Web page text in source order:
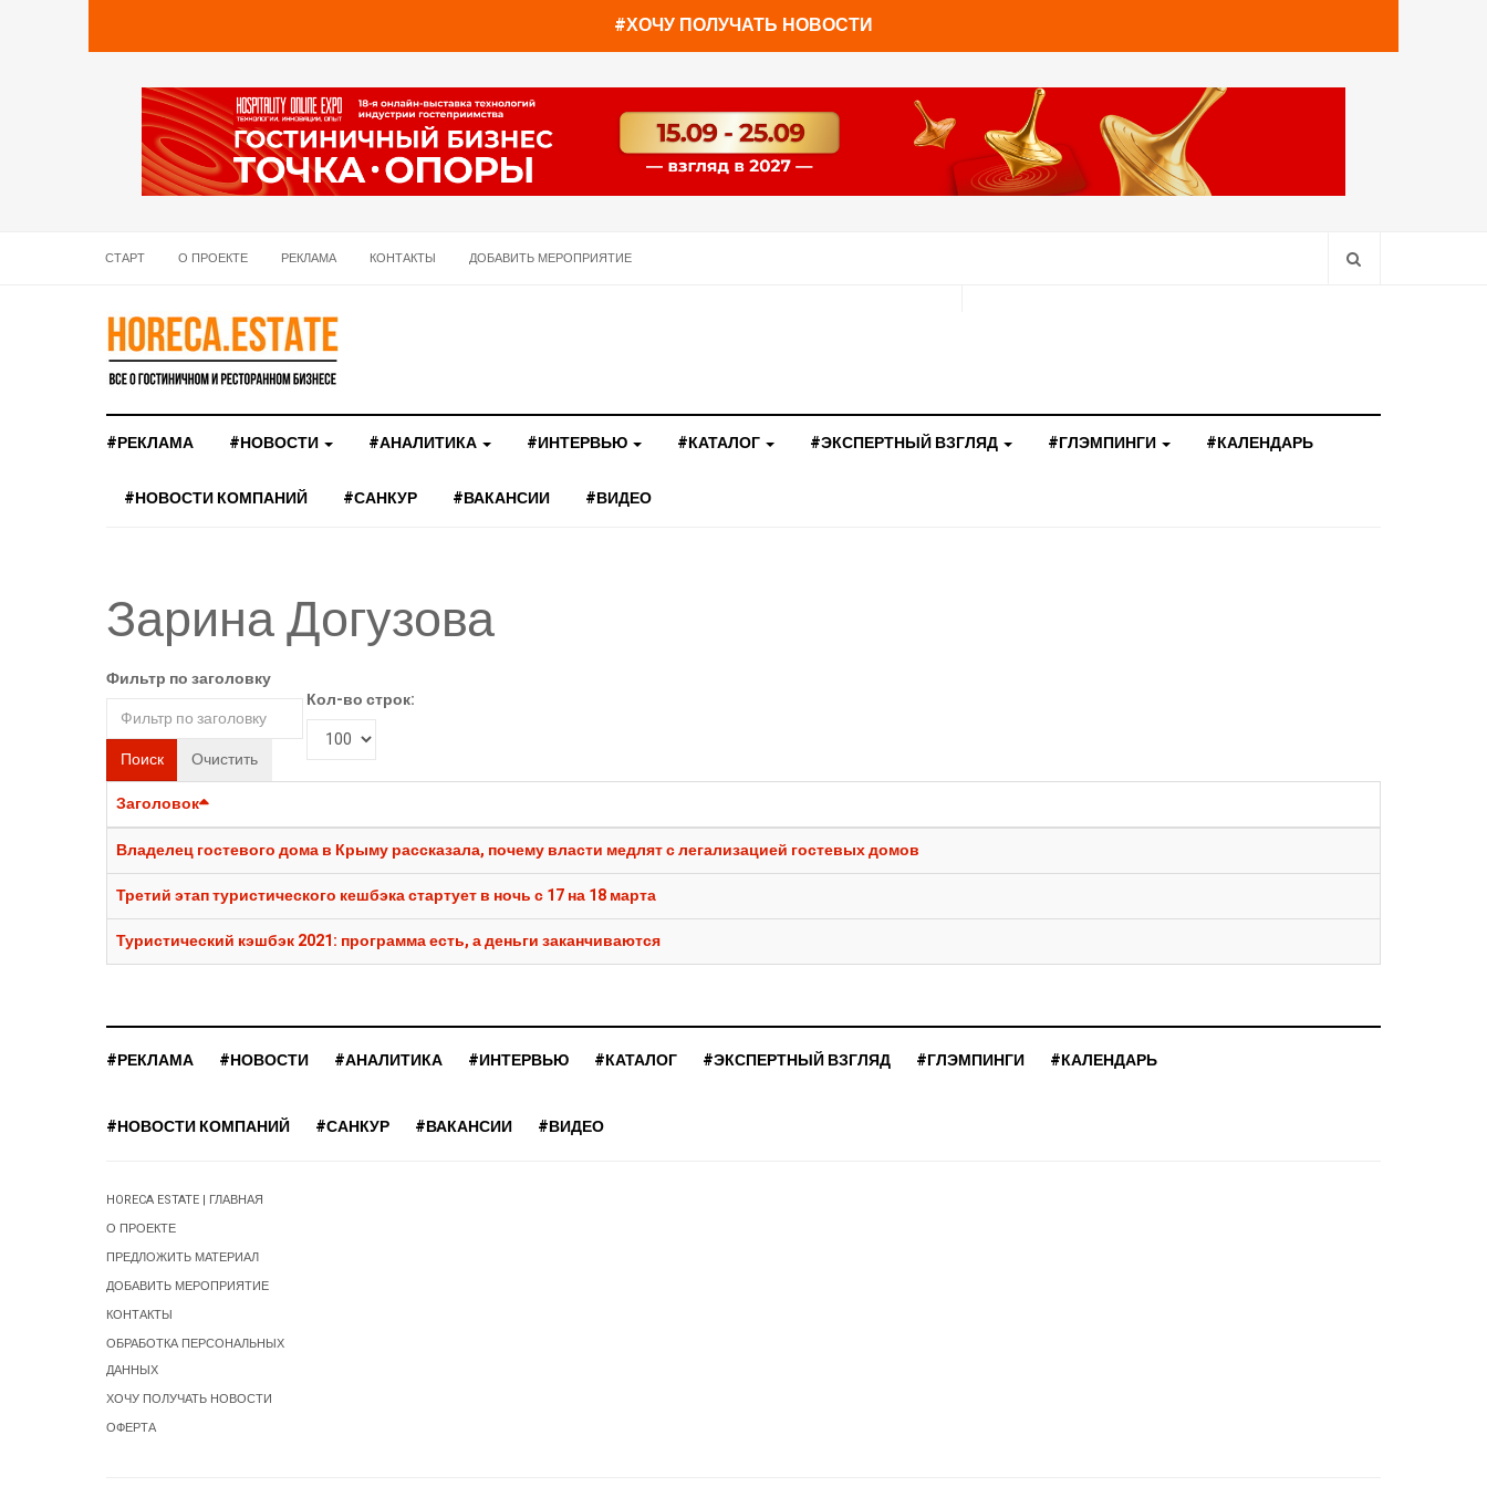
#ХОЧУ ПОЛУЧАТЬ НОВОСТИ
СТАРТ О ПРОЕКТЕ РЕКЛАМА КОНТАКТЫ ДОБАВИТЬ МЕРОПРИЯТИЕ
#РЕКЛАМА #НОВОСТИ #АНАЛИТИКА #ИНТЕРВЬЮ #КАТАЛОГ #ЭКСПЕРТНЫЙ ВЗГЛЯД #ГЛЭМПИНГИ #КАЛЕНДАРЬ
#НОВОСТИ КОМПАНИЙ #САНКУР #ВАКАНСИИ #ВИДЕО
Зарина Догузова
Фильтр по заголовку
Поиск Очистить
Кол-во строк:
Заголовок
Владелец гостевого дома в Крыму рассказала, почему власти медлят с легализацией гостевых домов
Третий этап туристического кешбэка стартует в ночь с 17 на 18 марта
Туристический кэшбэк 2021: программа есть, а деньги заканчиваются
#РЕКЛАМА #НОВОСТИ #АНАЛИТИКА #ИНТЕРВЬЮ #КАТАЛОГ #ЭКСПЕРТНЫЙ ВЗГЛЯД #ГЛЭМПИНГИ #КАЛЕНДАРЬ
#НОВОСТИ КОМПАНИЙ #САНКУР #ВАКАНСИИ #ВИДЕО
HORECA ESTATE | ГЛАВНАЯ
О ПРОЕКТЕ
ПРЕДЛОЖИТЬ МАТЕРИАЛ
ДОБАВИТЬ МЕРОПРИЯТИЕ
КОНТАКТЫ
ОБРАБОТКА ПЕРСОНАЛЬНЫХ
ДАННЫХ
ХОЧУ ПОЛУЧАТЬ НОВОСТИ
ОФЕРТА